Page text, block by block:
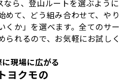
ら、登山ルートを選ぶように
めて、どう組み合わせて、やり
くか」を選べます。全てのサー
られるので、お気軽にお試しく
現場に広がる
トヨクモの